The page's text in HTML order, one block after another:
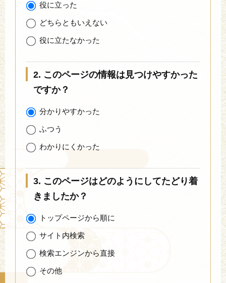
役に立った
どちらともいえない
役に立たなかった
2. このページの情報は見つけやすかった
ですか？
分かりやすかった
ふつう
わかりにくかった
3. このページはどのようにしてたどり着
きましたか？
トップページから順に
サイト内検索
検索エンジンから直接
その他